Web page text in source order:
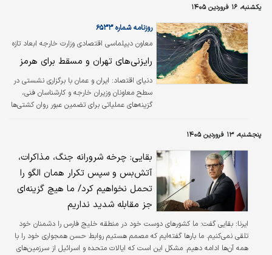
یکشنبه، ۱۶ فروردین ۱۴۰۵
معاون دیپلماسی اقتصادی وزارت خارجه ابعاد تازه
رژیم حقوقی تنگه را تشریح کرد
روزنامه شماره ۶۵۳۳
رایزنی‌های تهران و مسقط برای هرمز
دنیای اقتصاد: ایران و عمان با برگزاری نشستی در
سطح معاونان وزیران خارجه و کارشناسان فنی،
گزینه‌های عملیاتی برای تضمین عبور روان کشتی‌ها
پنجشنبه، ۱۳ فروردین ۱۴۰۵
بقایی: چرخه شرورانه جنگ، مذاکرات،
آتش‌بس و سپس تکرار همان الگو را
تحمل نخواهیم کرد/ ما هیچ گزینه‌ای
جز مقابله شدید نداریم
ایرنا: بقایی گفت: ما کشورهای دوست خود در منطقه خلیج فارس را دشمنان خود
تلقی نمی‌کنیم. ما بارها گفته‌ایم که مصمم هستیم روابط حسن همجواری خود را با
همه آن‌ها ادامه دهیم. مشکل این است که ایالات متحده و اسرائیل از سرزمین‌های